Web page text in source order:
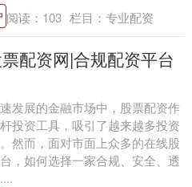
阅读： 103 栏目： 专业配资
配资网|合规配资平台
发展的金融市场中，股票配资作
投资工具，吸引了越来越多投资
然而，面对市面上众多的在线股
，如何选择一家合规、安全、透